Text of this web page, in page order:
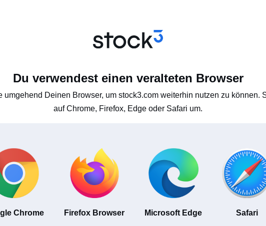
Du verwendest einen veralteten Browser
umgehend Deinen Browser, um stock3.com weiterhin nutzen zu können.
auf Chrome, Firefox, Edge oder Safari um.
Chrome Firefox Browser Microsoft Edge Safari